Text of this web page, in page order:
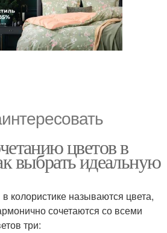
цветов в
выбрать идеальную
колористике называются цвета,
сочетаются со всеми
три: